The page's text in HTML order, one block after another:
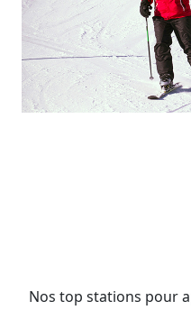
Nos top stations pour